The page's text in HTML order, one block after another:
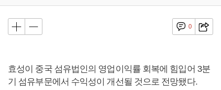
0
효성이 중국 섬유법인의 영업이익률 회복에 힘입어 3분
기 섬유부문에서 수익성이 개선될 것으로 전망됐다.